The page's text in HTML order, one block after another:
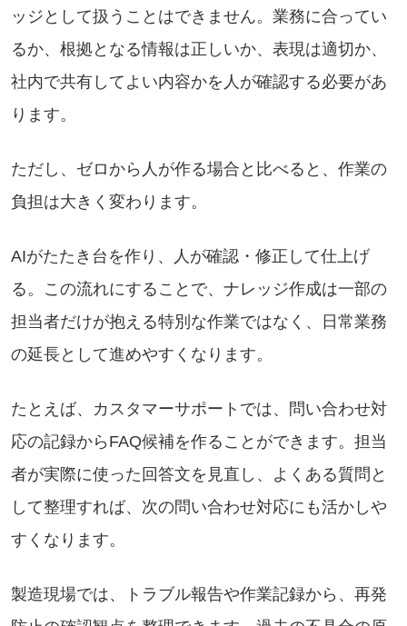
ッジとして扱うことはできません。業務に合ってい
るか、根拠となる情報は正しいか、表現は適切か、
社内で共有してよい内容かを人が確認する必要があ
ります。
ただし、ゼロから人が作る場合と比べると、作業の
負担は大きく変わります。
AIがたたき台を作り、人が確認・修正して仕上げ
る。この流れにすることで、ナレッジ作成は一部の
担当者だけが抱える特別な作業ではなく、日常業務
の延長として進めやすくなります。
たとえば、カスタマーサポートでは、問い合わせ対
応の記録からFAQ候補を作ることができます。担当
者が実際に使った回答文を見直し、よくある質問と
して整理すれば、次の問い合わせ対応にも活かしや
すくなります。
製造現場では、トラブル報告や作業記録から、再発